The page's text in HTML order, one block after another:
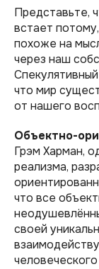
Представьте,
встает
похоже на
через наш
что мир
от нашего
Объектно-
Грэм Харман,
реализма,
что все
своей